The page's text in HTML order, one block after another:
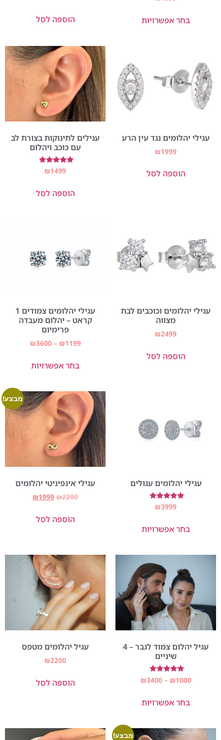
5.00
בחר אפשרויות הוספה לסל
עגילי יהלומים נגד עין הרע
₪1999
הוספה לסל
עגילים לתינוקות בצורת לב
עם כוכב ויהלום
דורג
5.00
₪1499
הוספה לסל
עגילי יהלומים וכוכבים לבת
מצווה
₪2499
הוספה לסל
עגילי יהלומים צמודים 1
קראט – יהלום מעבדה
פרימיום
₪1199
–
₪3600
בחר אפשרויות
עגילי יהלומים עגולים
דורג
5.00
₪3999
בחר אפשרויות
מבצע!
עגילי אינפיניטי יהלומים
₪2200
₪1999
הוספה לסל
עגיל יהלום צמוד לגבר – 4
שיניים
דורג
5.00
₪1000
–
₪3400
בחר אפשרויות
עגיל יהלומים מטפס
₪2200
הוספה לסל
מבצע!